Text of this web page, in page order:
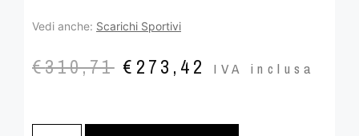
Vedi anche: Scarichi Sportivi
€310,71 € 273,42 IVA inclusa